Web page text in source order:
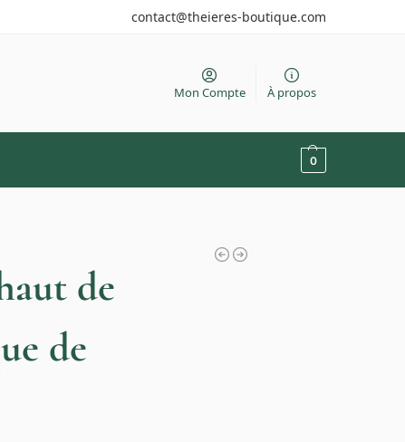
contact@theieres-boutique.com
Mon Compte À propos
0
de
de